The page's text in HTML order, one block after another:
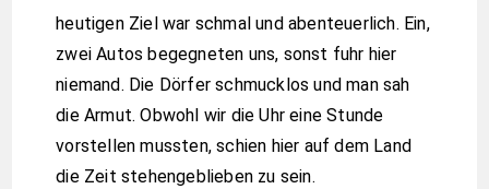
heutigen Ziel war schmal und abenteuerlich. Ein,
zwei Autos begegneten uns, sonst fuhr hier
niemand. Die Dörfer schmucklos und man sah
die Armut. Obwohl wir die Uhr eine Stunde
vorstellen mussten, schien hier auf dem Land
die Zeit stehengeblieben zu sein.